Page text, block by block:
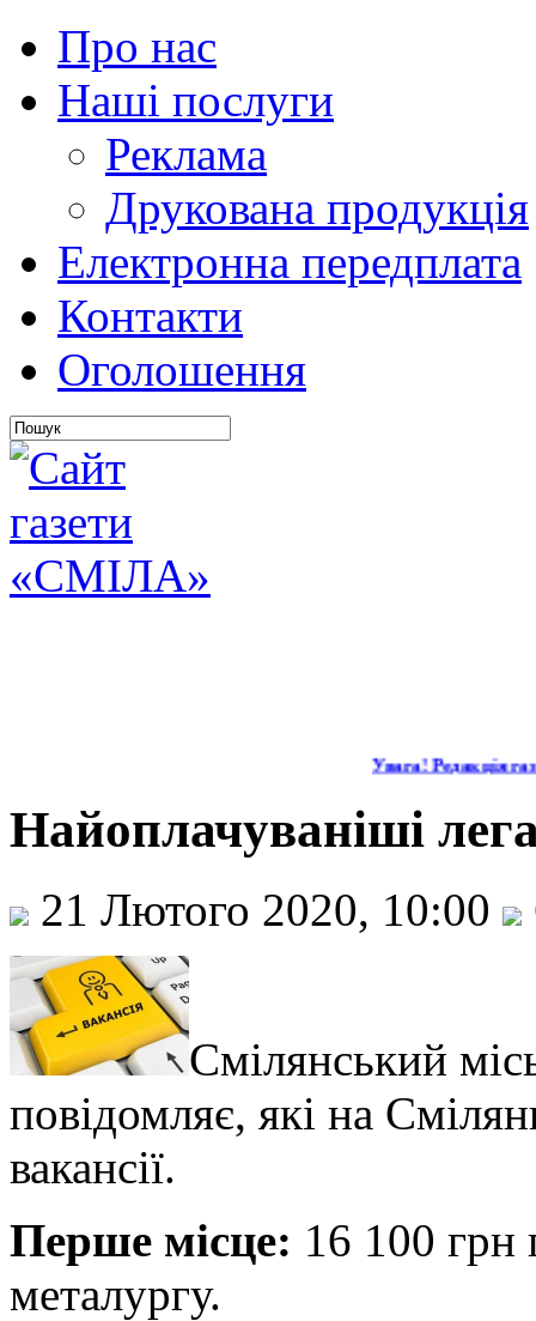
Про нас
Наші послуги
Реклама
Друкована продукція
Електронна передплата
Контакти
Оголошення
Увага! Редакція
Найоплачуваніші
21 Лютого 2020, 10:00
Смілянський
повідомляє, які на
вакансії.
Перше місце: 16 100 грн
металургу.